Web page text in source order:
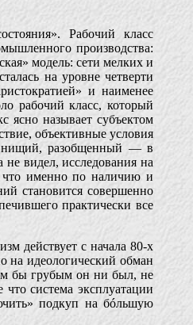
Рабочий класс
производства:
модель: сети мелких и
на уровне четверти
и наименее
рабочий класс, который
ясно называет субъектом
объективные условия
нищий, разобщенный — в
не видел, исследования на
что именно по наличию и
становится совершенно
практически все
действует с начала 80-х
на идеологический обман
бы грубым он ни был, не
что система эксплуатации
подкуп на бóльшую